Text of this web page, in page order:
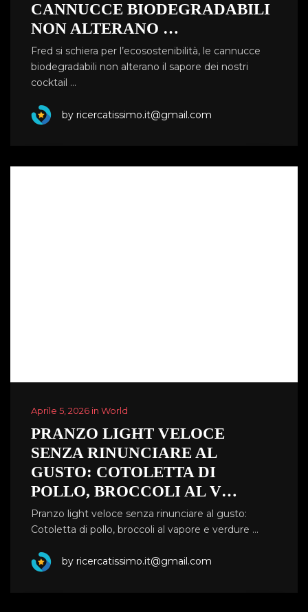
CANNUCCE BIODEGRADABILI
NON ALTERANO …
Fred si schiera per l’ecosostenibilità, le cannucce
biodegradabili non alterano il sapore dei nostri
cocktail …
by ricercatissimo.it@gmail.com
Aprile 5, 2026 in World
PRANZO LIGHT VELOCE
SENZA RINUNCIARE AL
GUSTO: COTOLETTA DI
POLLO, BROCCOLI AL V…
Pranzo light veloce senza rinunciare al gusto:
Cotoletta di pollo, broccoli al vapore e verdure …
by ricercatissimo.it@gmail.com